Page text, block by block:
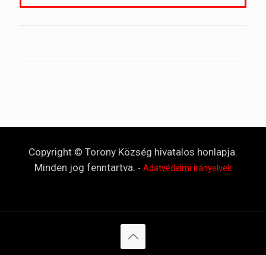
Copyright © Torony Község hivatalos honlapja.
Minden jog fenntartva. - Adatvédelmi irányelvek